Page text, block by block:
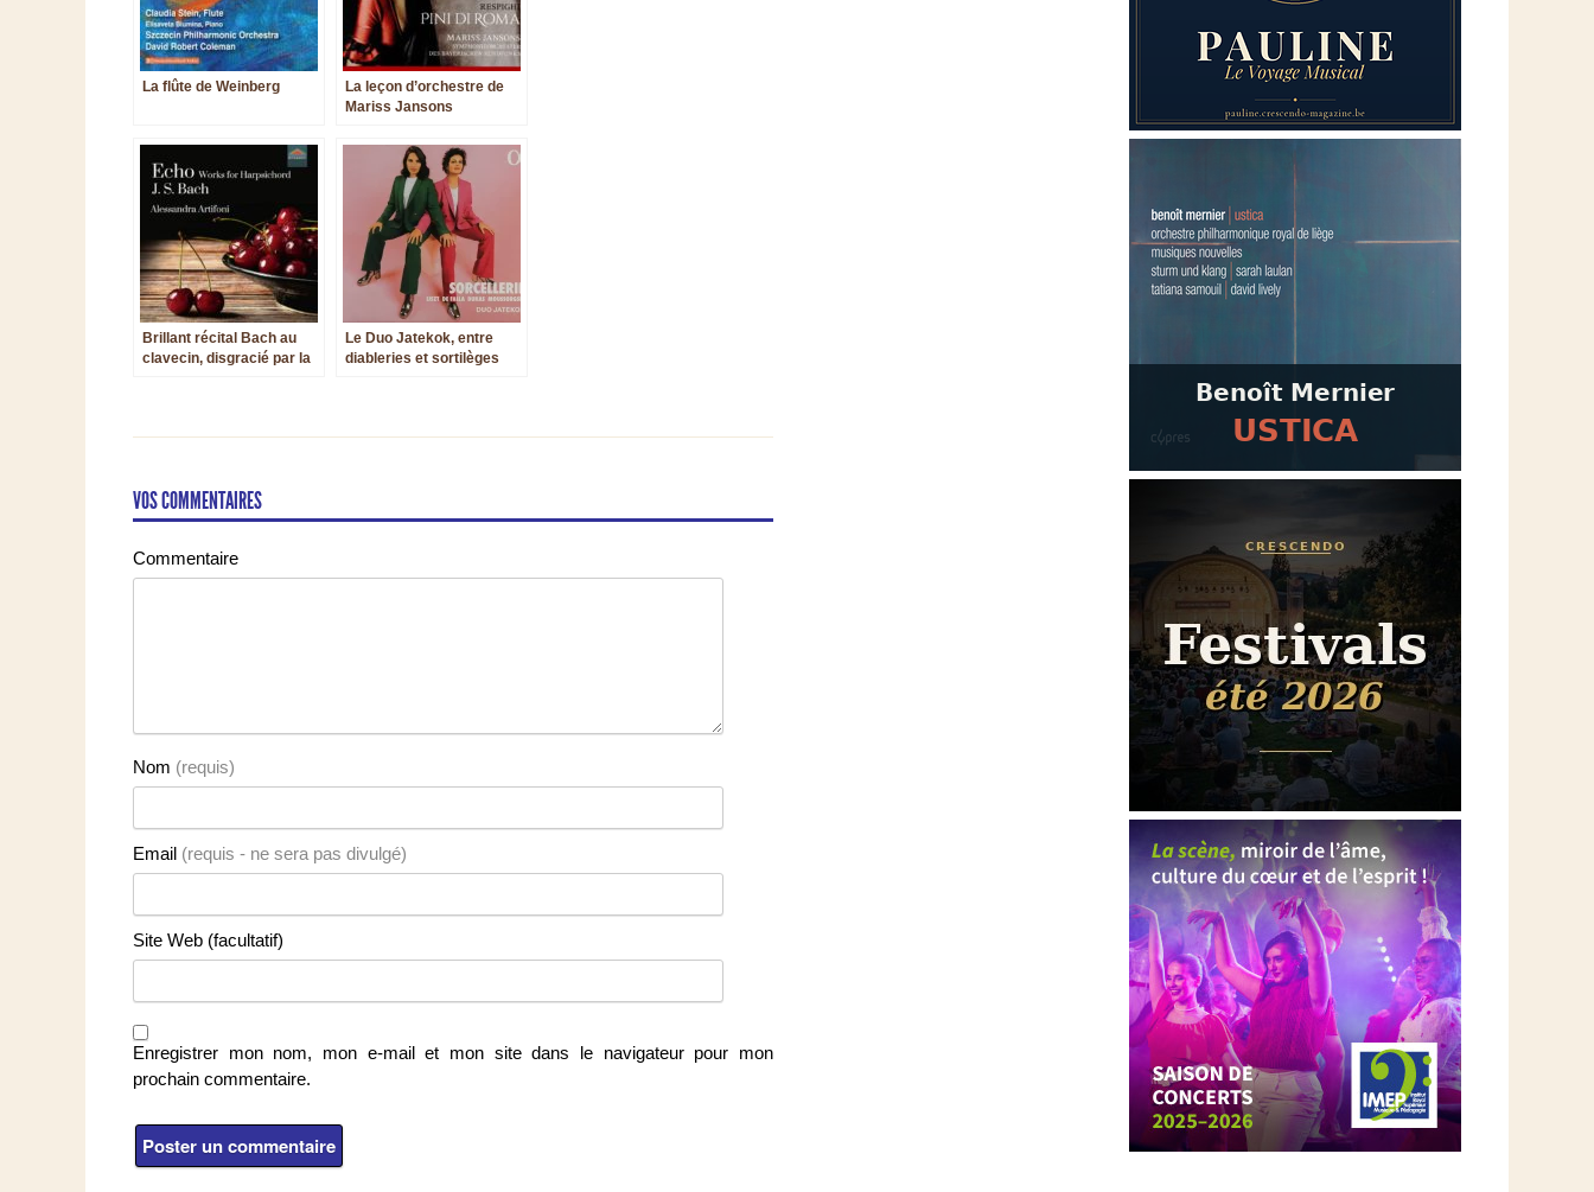
La flûte de Weinberg
La leçon d’orchestre de
Mariss Jansons
Brillant récital Bach au
clavecin, disgracié par la
Le Duo Jatekok, entre
diableries et sortilèges
VOS COMMENTAIRES
Commentaire
Nom (requis)
Email (requis - ne sera pas divulgé)
Site Web (facultatif)
Enregistrer mon nom, mon e-mail et mon site dans le navigateur pour mon
prochain commentaire.